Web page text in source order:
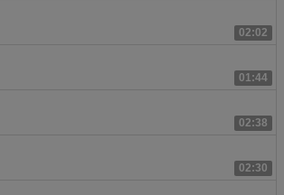
02:02
01:44
02:38
02:30